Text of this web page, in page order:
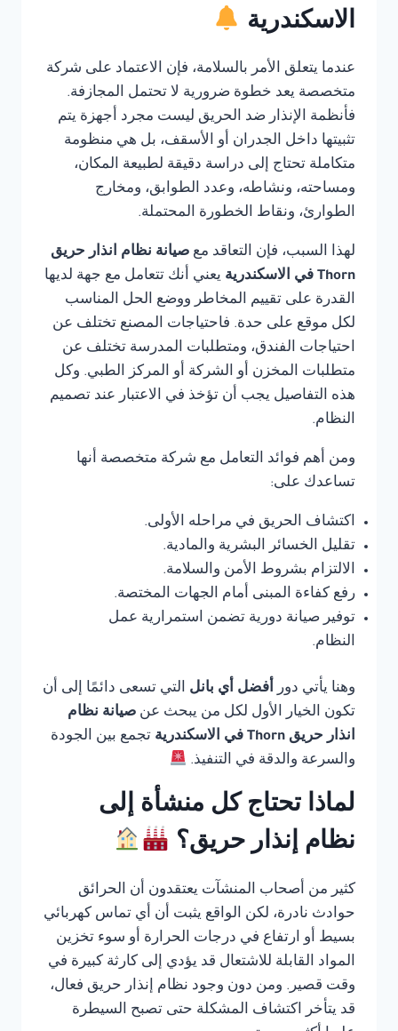
الاسكندرية
عندما يتعلق الأمر بالسلامة، فإن الاعتماد على شركة
متخصصة يعد خطوة ضرورية لا تحتمل المجازفة.
فأنظمة الإنذار ضد الحريق ليست مجرد أجهزة يتم
تثبيتها داخل الجدران أو الأسقف، بل هي منظومة
متكاملة تحتاج إلى دراسة دقيقة لطبيعة المكان،
ومساحته، ونشاطه، وعدد الطوابق، ومخارج
الطوارئ، ونقاط الخطورة المحتملة.
لهذا السبب، فإن التعاقد مع صيانة نظام انذار حريق
Thorn في الاسكندرية
يعني أنك تتعامل مع جهة لديها
القدرة على تقييم المخاطر ووضع الحل المناسب
لكل موقع على حدة. فاحتياجات المصنع تختلف عن
احتياجات الفندق، ومتطلبات المدرسة تختلف عن
متطلبات المخزن أو الشركة أو المركز الطبي. وكل
هذه التفاصيل يجب أن تؤخذ في الاعتبار عند تصميم
النظام.
ومن أهم فوائد التعامل مع شركة متخصصة أنها
تساعدك على:
اكتشاف الحريق في مراحله الأولى.
تقليل الخسائر البشرية والمادية.
الالتزام بشروط الأمن والسلامة.
رفع كفاءة المبنى أمام الجهات المختصة.
توفير صيانة دورية تضمن استمرارية عمل
النظام.
وهنا يأتي دور أفضل أي بانل التي تسعى دائمًا إلى أن
تكون الخيار الأول لكل من يبحث عن صيانة نظام
انذار حريق Thorn في الاسكندرية
تجمع بين الجودة
والسرعة والدقة في التنفيذ.
لماذا تحتاج كل منشأة إلى
نظام إنذار حريق؟
كثير من أصحاب المنشآت يعتقدون أن الحرائق
حوادث نادرة، لكن الواقع يثبت أن أي تماس كهربائي
بسيط أو ارتفاع في درجات الحرارة أو سوء تخزين
المواد القابلة للاشتعال قد يؤدي إلى كارثة كبيرة في
وقت قصير. ومن دون وجود نظام إنذار حريق فعال،
قد يتأخر اكتشاف المشكلة حتى تصبح السيطرة